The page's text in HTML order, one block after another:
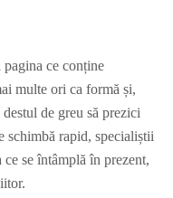
ce conține
multe ori ca formă și,
de greu să prezici
schimbă rapid, specialiștii
se întâmplă în prezent,